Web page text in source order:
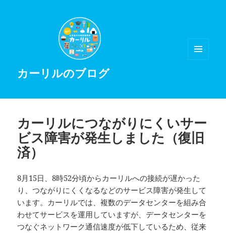
カーリルのブログ
カーリルにつながりにくいサー
ビス障害が発生しました（復旧
済）
8月15日、8時52分頃からカーリルへの接続が遅かった
り、つながりにくくなるなどのサービス障害が発生して
います。カーリルでは、複数のデータセンターを組み合
わせてサービスを運用していますが、データセンターを
つなぐネットワーク通信速度が低下しているため、従来